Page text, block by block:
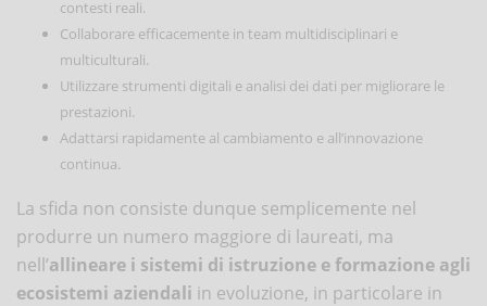
contesti reali.
Collaborare efficacemente in team multidisciplinari e
multiculturali.
Utilizzare strumenti digitali e analisi dei dati per migliorare le
prestazioni.
Adattarsi rapidamente al cambiamento e all’innovazione
continua.
La sfida non consiste dunque semplicemente nel
produrre un numero maggiore di laureati, ma
nell’allineare i sistemi di istruzione e formazione agli
ecosistemi aziendali in evoluzione, in particolare in